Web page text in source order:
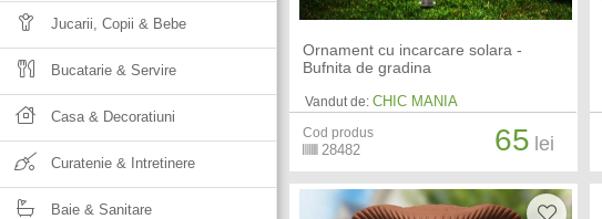
Jucarii, Copii & Bebe
Bucatarie & Servire
Casa & Decoratiuni
Curatenie & Intretinere
Baie & Sanitare
Ornament cu incarcare solara -
Bufnita de gradina
Vandut de: CHIC MANIA
Cod produs
28482 65 lei